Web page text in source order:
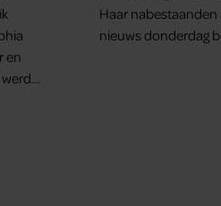
en
Haar
nieuws donderdag